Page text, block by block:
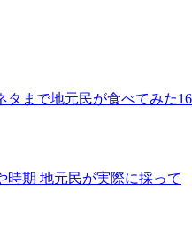
タまで地元民が食べてみた16
時期 地元民が実際に採って